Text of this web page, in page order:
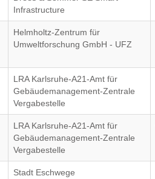
Infrastructure
Helmholtz-Zentrum für
Umweltforschung GmbH - UFZ
LRA Karlsruhe-A21-Amt für
Gebäudemanagement-Zentrale
Vergabestelle
LRA Karlsruhe-A21-Amt für
Gebäudemanagement-Zentrale
Vergabestelle
Stadt Eschwege